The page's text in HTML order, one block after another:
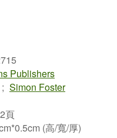
Publishers
; Simon Foster
頁
(高/寬/厚)